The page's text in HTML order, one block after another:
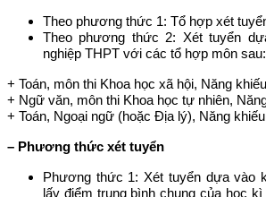
Theo phương thức 1: Tổ hợp xét
Theo phương thức 2: Xét tuyển
nghiệp THPT với các tổ hợp môn sau:
+ Toán, môn thi Khoa học xã hội, Năng
+ Ngữ văn, môn thi Khoa học tự nhiên,
+ Toán, Ngoại ngữ (hoặc Địa lý), Năng
– Phương thức xét tuyển
Phương thức 1: Xét tuyển dựa vào
lấy điểm trung bình chung của học